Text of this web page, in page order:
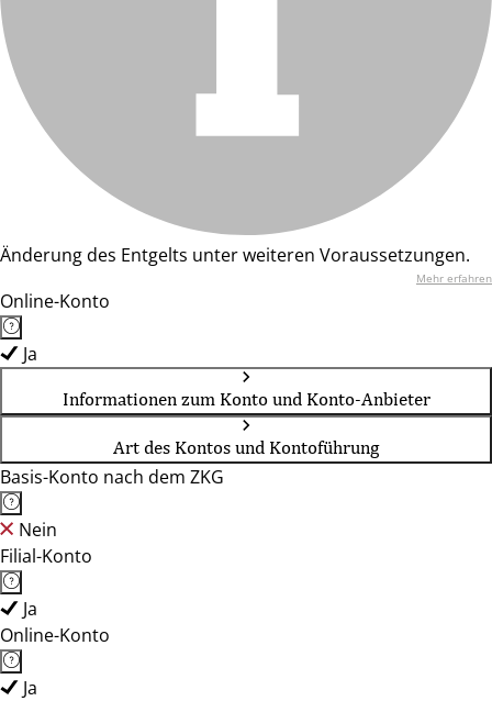
Änderung des Entgelts unter weiteren Voraussetzungen.
Mehr erfahren
Online-Konto
Ja
Informationen zum Konto und Konto-Anbieter
Art des Kontos und Kontoführung
Basis-Konto nach dem ZKG
Nein
Filial-Konto
Ja
Online-Konto
Ja